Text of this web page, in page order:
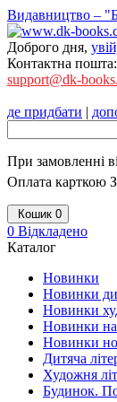
Видавництво –
Доброго дня,
Контактна пошта:
support@dk-
де придбати |
При замовленні
Оплата карткою
Кошик 0
0 Відкладено
Каталог
Новинки
Новинки
Новинки
Новинки
Новинки
Дитяча
Художня
Будинок.